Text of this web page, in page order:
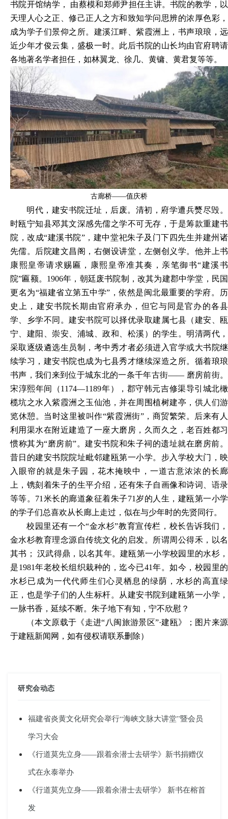
书院开馆纳学， 由蔡模和郑师尹担任主讲。书院的教学，以
天理人心之正、修己正人之方和致知学问思辨的浓厚色彩，
成为学子们景仰之所。建溪江畔、紫霞洲上，书声琅琅，远
近少年才俊云集，盛极一时。此后书院的山长均由官府聘请
各地著名学者担任，如林翼龙、徐几、黄镛、黄君复等等。
古廊桥——值庆桥
明代，建安书院迁址，后废。清初，府学遭兵燹尽毁。
时瓯宁知县邓其文深感先儒之学不可无存，于是筹款重建书
院，改成“建溪书院”，建中堂祀朱子及门下四先生并建州诸
先儒。后院建文昌阁，右侧设讲堂，左侧创义学。他并上书
康熙皇帝请求赐匾，康熙皇帝准其奏，亲笔御书“建溪书
院”匾额。1906年，朝廷废书院制，改其为建郡中学堂，民国
更名为“福建省立第五中学”，依然是闽北最重要的学府。历
史上，建安书院长期由官府承办，但它与同是官办的各县
学、乡学不同。建安书院可以择优录取建属七县（建安、瓯
宁、建阳、崇安、浦城、政和、松溪）的学生。明清两代，
采取逐级遴选生员制，考中秀才者必须进入官学或大书院继
续学习，建安书院也成为七县秀才继续深造之所。循着琅琅
书声，我们来到位于城东北的一条千年古街—— 磨房前街。
宋淳熙年间（1174—1189年），郡守韩元吉修渠导引城北橄
榄坑之水入紫霞洲之玉仙池，并在周围植树建亭，供人们游
览休憩。当时这里被叫作“紫霞洲街”，商贸繁荣。后来有人
利用渠水在附近建造了一座大磨房，久而久之，老百姓都习
惯称其为“磨房前”。建安书院和朱子祠的遗址就在磨房前。
昔日的建安书院院址毗邻建瓯第一小学。步入学校大门，映
入眼帘的就是朱子园，花木掩映中，一道古意浓浓的长廊
上，镌刻着朱子的生平介绍，还有朱子自画像和诗词、语录
等等。71米长的廊道象征着朱子71岁的人生，建瓯第一小学
的学子们总喜欢从长廊上走过，似在与少年时的先贤同行。
校园里还有一个“金水杉”教育宣传栏，校长告诉我们，
金水杉教育理念源自传统文化的启发。所谓周公得禾，以名
其书； 汉武得鼎，以名其年。建瓯第一小学校园里的水杉，
是1981年老校长组织栽种的，迄今已41年。如今，校园里的
水杉已成为一代代师生们心灵栖息的绿荫，水杉的高直绿
正，也是学子们的人生标杆。从建安书院到建瓯第一小学，
一脉书香，延续不断。朱子地下有知，宁不欣慰？
（本文原载于《走进“八闽旅游景区”·建瓯》；图片来源
于建瓯新闻网，如有侵权请联系删除）
研究会动态
福建省炎黄文化研究会举行“海峡文脉大讲堂”暨会员
学习大会
《行道莫先立身——跟着余潜士去研学》新书捐赠仪
式在永泰举办
《行道莫先立身——跟着余潜士去研学》 新书在榕首
发